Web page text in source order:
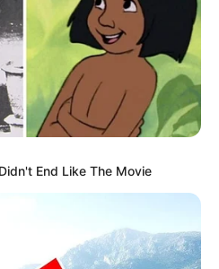
End Like The Movie